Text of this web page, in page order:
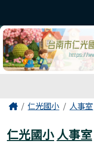
主內容區域
Home仁光國小 人事室
仁光國小 人事室
頁尾區域